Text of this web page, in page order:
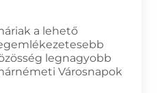
a lehető
legnagyobb
Városnapok